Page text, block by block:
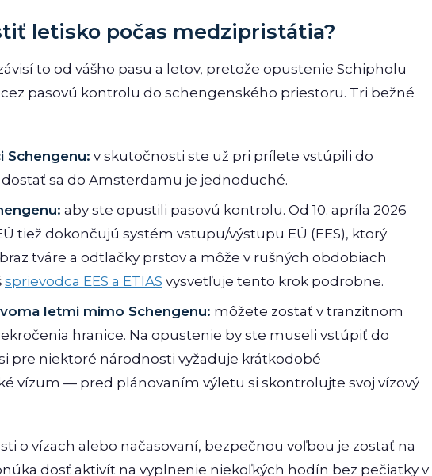
letisko počas medzipristátia?
to od vášho pasu a letov, pretože opustenie Schipholu
pasovú kontrolu do schengenského priestoru. Tri bežné
Schengenu: v skutočnosti ste už pri prílete vstúpili do
sa do Amsterdamu je jednoduché.
aby ste opustili pasovú kontrolu. Od 10. apríla 2026
tiež dokončujú systém vstupu/výstupu EÚ (EES), ktorý
tváre a odtlačky prstov a môže v rušných obdobiach
sprievodca EES a ETIAS vysvetľuje tento krok podrobne.
letmi mimo Schengenu: môžete zostať v tranzitnom
hranice. Na opustenie by ste museli vstúpiť do
pre niektoré národnosti vyžaduje krátkodobé
vízum — pred plánovaním výletu si skontrolujte svoj vízový
o vízach alebo načasovaní, bezpečnou voľbou je zostať na
dosť aktivít na vyplnenie niekoľkých hodín bez pečiatky v